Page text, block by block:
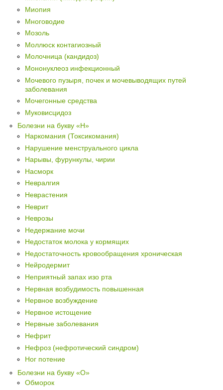
Миопия
Многоводие
Мозоль
Моллюск контагиозный
Молочница (кандидоз)
Мононуклеоз инфекционный
Мочевого пузыря, почек и мочевыводящих путей
заболевания
Мочегонные средства
Муковисцидоз
Болезни на букву «Н»
Наркомания (Токсикомания)
Нарушение менструального цикла
Нарывы, фурункулы, чирии
Насморк
Невралгия
Неврастения
Неврит
Неврозы
Недержание мочи
Недостаток молока у кормящих
Недостаточность кровообращения хроническая
Нейродермит
Неприятный запах изо рта
Нервная возбудимость повышенная
Нервное возбуждение
Нервное истощение
Нервные заболевания
Нефрит
Нефроз (нефротический синдром)
Ног потение
Болезни на букву «О»
Обморок